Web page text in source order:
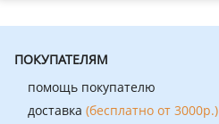
ПОКУПАТЕЛЯМ
помощь покупателю
доставка (бесплатно от 3000р.)